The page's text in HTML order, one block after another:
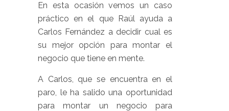
En esta ocasión vemos un caso
práctico en el que Raúl ayuda a
Carlos Fernández a decidir cual es
su mejor opción para montar el
negocio que tiene en mente.
A Carlos, que se encuentra en el
paro, le ha salido una oportunidad
para montar un negocio para